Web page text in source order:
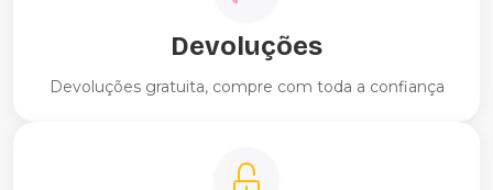
Devoluções
Devoluções gratuita, compre com toda a confiança